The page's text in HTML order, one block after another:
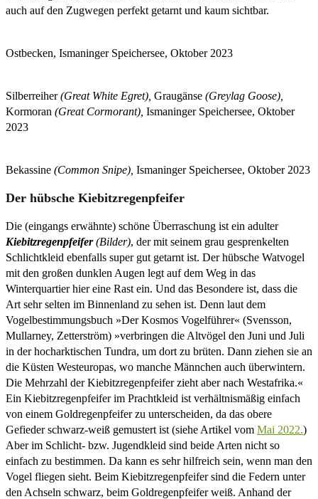
auch auf den Zugwegen perfekt getarnt und kaum sichtbar.
Ostbecken, Ismaninger Speichersee, Oktober 2023
Silberreiher(Great White Egret), Graugänse (Greylag Goose),
Kormoran (Great Cormorant), Ismaninger Speichersee, Oktober
2023
Bekassine (Common Snipe), Ismaninger Speichersee, Oktober 2023
Der hübsche Kiebitzregenpfeifer
Die (eingangs erwähnte) schöne Überraschung ist ein adulter
Kiebitzregenpfeifer(Bilder), der mit seinem grau gesprenkelten
Schlichtkleid ebenfalls super gut getarnt ist. Der hübsche Watvogel
mit den großen dunklen Augen legt auf dem Weg in das
Winterquartier hier eine Rast ein. Und das Besondere ist, dass die
Art sehr selten im Binnenland zu sehen ist. Denn laut dem
Vogelbestimmungsbuch »Der Kosmos Vogelführer« (Svensson,
Mullarney, Zetterström) »verbringen die Altvögel den Juni und Juli
in der hocharktischen Tundra, um dort zu brüten. Dann ziehen sie an
die Küsten Westeuropas, wo manche Männchen auch überwintern.
Die Mehrzahl der Kiebitzregenpfeifer zieht aber nach Westafrika.«
Ein Kiebitzregenpfeifer im Prachtkleid ist verhältnismäßig einfach
von einem Goldregenpfeifer zu unterscheiden, da das obere
Gefieder schwarz-weiß gemustert ist (siehe Artikel vom Mai 2022.)
Aber im Schlicht- bzw. Jugendkleid sind beide Arten nicht so
einfach zu bestimmen. Da kann es sehr hilfreich sein, wenn man den
Vogel fliegen sieht. Beim Kiebitzregenpfeifer sind die Federn unter
den Achseln schwarz, beim Goldregenpfeifer weiß. Anhand der